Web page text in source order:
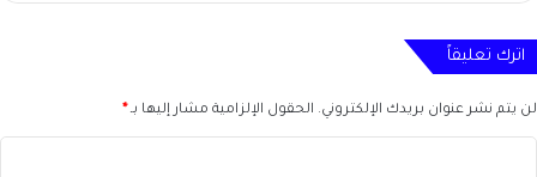
اترك تعليقاً
لن يتم نشر عنوان بريدك الإلكتروني. الحقول الإلزامية مشار إليها بـ *